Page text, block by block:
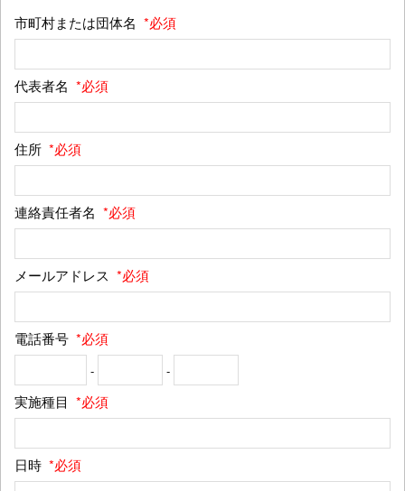
市町村または団体名 *必須
代表者名 *必須
住所 *必須
連絡責任者名 *必須
メールアドレス *必須
電話番号 *必須
- -
実施種目 *必須
日時 *必須